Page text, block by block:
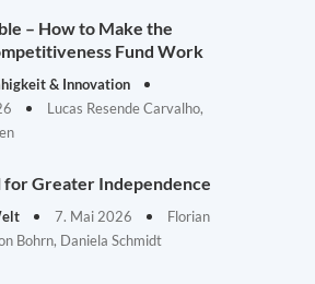
– How to Make the
Fund Work
& Innovation
Lucas Resende Carvalho,
for Greater Independence
7. Mai 2026
Florian
Bohrn, Daniela Schmidt